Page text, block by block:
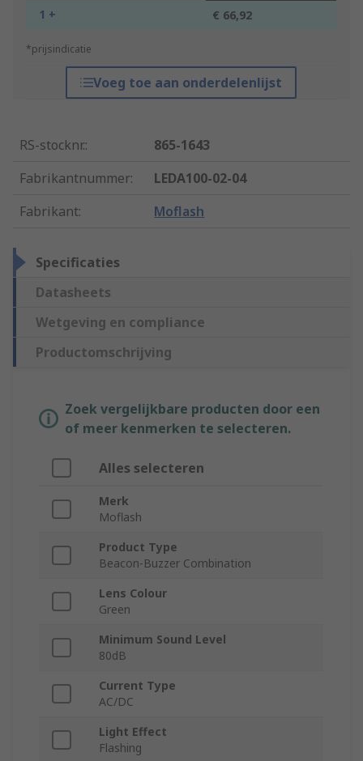
1 + € 66,92
*prijsindicatie
Voeg toe aan onderdelenlijst
RS-stocknr.:
865-1643
Fabrikantnummer:
LEDA100-02-04
Fabrikant: Moflash
Specificaties
Datasheets
Wetgeving en compliance
Productomschrijving
Zoek vergelijkbare producten door een
of meer kenmerken te selecteren.
Alles selecteren
Merk
Moflash
Product Type
Beacon-Buzzer Combination
Lens Colour
Green
Minimum Sound Level
80dB
Current Type
AC/DC
Light Effect
Flashing